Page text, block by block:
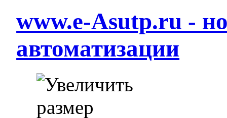
www.e-Asutp.ru -
автоматизации